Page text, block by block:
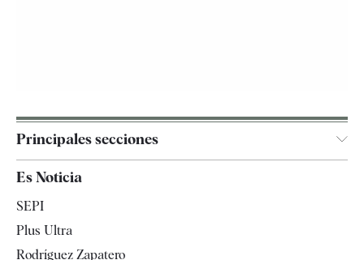
Principales secciones
España
Es Noticia
SEPI
Plus Ultra
Rodríguez Zapatero